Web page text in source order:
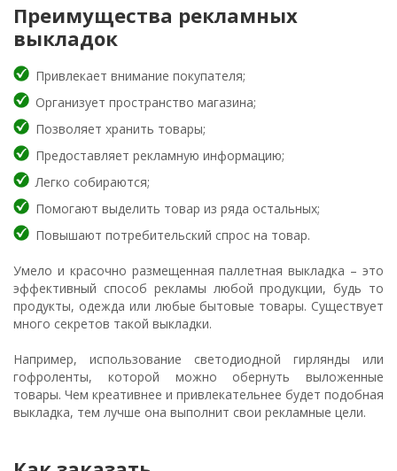
Преимущества рекламных
выкладок
Привлекает внимание покупателя;
Организует пространство магазина;
Позволяет хранить товары;
Предоставляет рекламную информацию;
Легко собираются;
Помогают выделить товар из ряда остальных;
Повышают потребительский спрос на товар.
Умело и красочно размещенная паллетная выкладка – это
эффективный способ рекламы любой продукции, будь то
продукты, одежда или любые бытовые товары. Существует
много секретов такой выкладки.
Например, использование светодиодной гирлянды или
гофроленты, которой можно обернуть выложенные
товары. Чем креативнее и привлекательнее будет подобная
выкладка, тем лучше она выполнит свои рекламные цели.